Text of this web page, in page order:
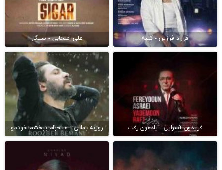
فرزاد فرزین - کلبه علی اصحابی - سیگار
فریدون آسرایی - یادمون رفت روزبه بمانی - میخوام ببخشم خودمو